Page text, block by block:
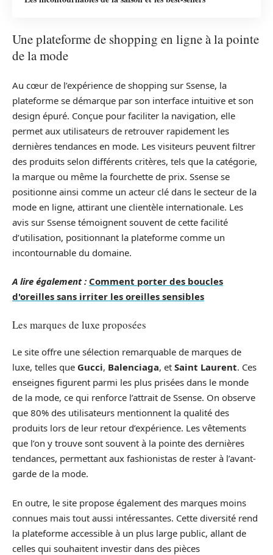
Une plateforme de shopping en ligne à la pointe
de la mode
Au cœur de l’expérience de shopping sur Ssense, la
plateforme se démarque par son interface intuitive et son
design épuré. Conçue pour faciliter la navigation, elle
permet aux utilisateurs de retrouver rapidement les
dernières tendances en mode. Les visiteurs peuvent filtrer
des produits selon différents critères, tels que la catégorie,
la marque ou même la fourchette de prix. Ssense se
positionne ainsi comme un acteur clé dans le secteur de la
mode en ligne, attirant une clientèle internationale. Les
avis sur Ssense témoignent souvent de cette facilité
d’utilisation, positionnant la plateforme comme un
incontournable du domaine.
A lire également : Comment porter des boucles
d'oreilles sans irriter les oreilles sensibles
Les marques de luxe proposées
Le site offre une sélection remarquable de marques de
luxe, telles que Gucci, Balenciaga, et Saint Laurent. Ces
enseignes figurent parmi les plus prisées dans le monde
de la mode, ce qui renforce l’attrait de Ssense. On observe
que 80% des utilisateurs mentionnent la qualité des
produits lors de leur retour d’expérience. Les vêtements
que l’on y trouve sont souvent à la pointe des dernières
tendances, permettant aux fashionistas de rester à l’avant-
garde de la mode.
En outre, le site propose également des marques moins
connues mais tout aussi intéressantes. Cette diversité rend
la plateforme accessible à un plus large public, allant de
celles qui souhaitent investir dans des pièces